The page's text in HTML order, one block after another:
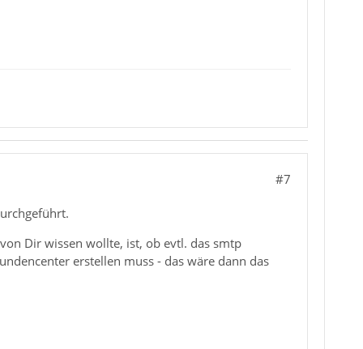
#7
Dir wissen wollte, ist, ob evtl. das smtp
erstellen muss - das wäre dann das